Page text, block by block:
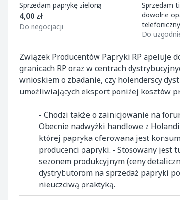
Sprzedam paprykę zieloną
4,00 zł
Do negocjacji
Sprzedam
dowolne
Do
Związek Producentów Papryki RP
granicach RP oraz w centrach
wnioskiem o zbadanie, czy holenderscy
umożliwiających eksport poniżej kosztów
- Chodzi także o zainicjowanie na
Obecnie nadwyżki handlowe z
której papryka oferowana jest
producenci papryki. - Stosowany jest
sezonem produkcyjnym (ceny
dystrybutorom na sprzedaż papryki
nieuczciwą praktyką.